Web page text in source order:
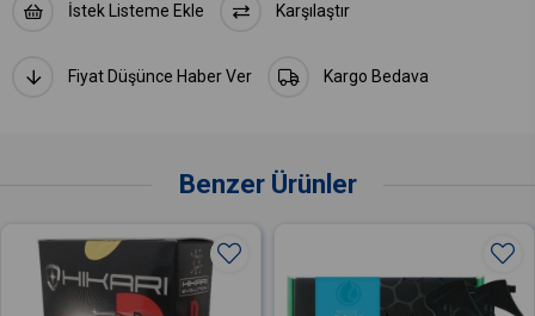
İstek Listeme Ekle Karşılaştır
Fiyat Düşünce Haber Ver Kargo Bedava
Benzer Ürünler